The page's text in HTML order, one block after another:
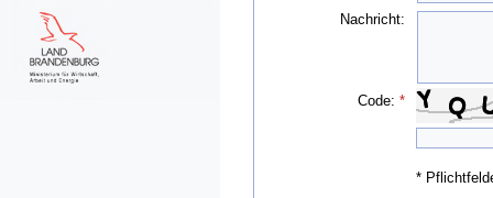
Nachricht:
Code:*
*